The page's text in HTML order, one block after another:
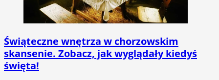
Świąteczne wnętrza w chorzowskim
skansenie. Zobacz, jak wyglądały kiedyś
święta!